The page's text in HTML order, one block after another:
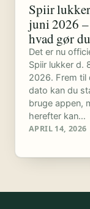
Spiir
juni 2026 –
hvad gør
Det er nu
Spiir lukker d.
2026. Frem til
dato kan du
bruge appen,
herefter kan…
APRIL 14, 2026